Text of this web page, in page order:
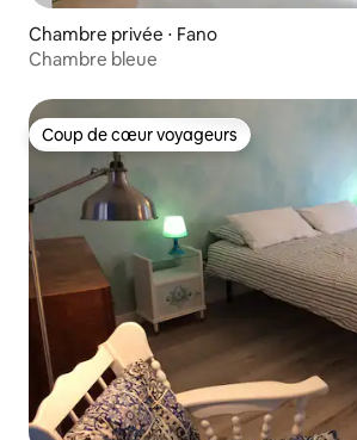
Chambre privée ⋅ Fano
Chambre bleue
Coup de cœur voyageurs
Coup de cœur voyageurs